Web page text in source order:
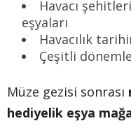
Havacı
eşyaları
Havacılık
Çeşitli
Müze gezisi sonrası
hediyelik eşya